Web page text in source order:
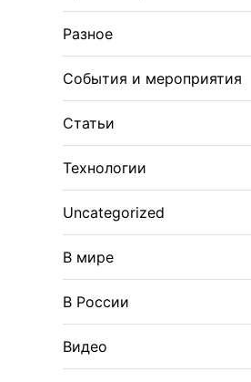
Разное
События и мероприятия
Статьи
Технологии
Uncategorized
В мире
В России
Видео